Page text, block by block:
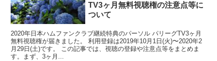
TV3ヶ月無料視聴権の注意点等に
ついて
2020年日本ハムファンクラブ継続特典のパーソル パリーグTV3ヶ月
無料視聴権が届きました。 利用登録は2019年10月1日(火)〜2020年2
月29日(土)です。 この記事では、視聴の登録や注意点等をまとめま
す。まず、3ヶ月...